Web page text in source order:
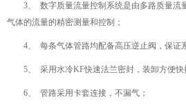
3、 数字质量流量控制系统是由多路质量流
气体的流量的精密测量和控制；
4、 每条气体管路均配备高压逆止阀，保证
5、 采用水冷KF快速法兰密封，装卸方便快
6、 管路采用卡套连接，不漏气；